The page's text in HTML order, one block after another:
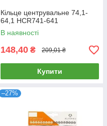
Кільце центрувальне 74,1-
64,1 HCR741-641
В наявності
148,40 ₴ 209,01 ₴
Купити
–27%